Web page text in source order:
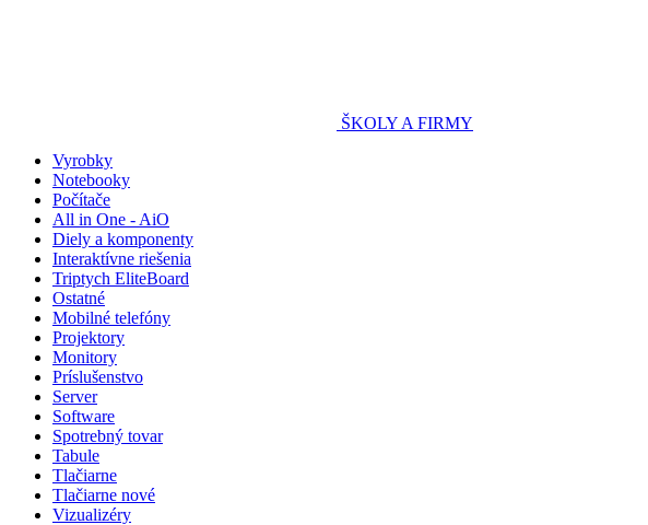
ŠKOLY A FIRMY
Vyrobky
Notebooky
Počítače
All in One - AiO
Diely a komponenty
Interaktívne riešenia
Triptych EliteBoard
Ostatné
Mobilné telefóny
Projektory
Monitory
Príslušenstvo
Server
Software
Spotrebný tovar
Tabule
Tlačiarne
Tlačiarne nové
Vizualizéry